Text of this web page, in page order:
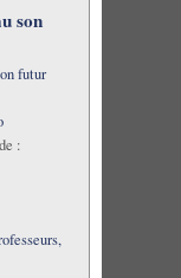
son
futur
: